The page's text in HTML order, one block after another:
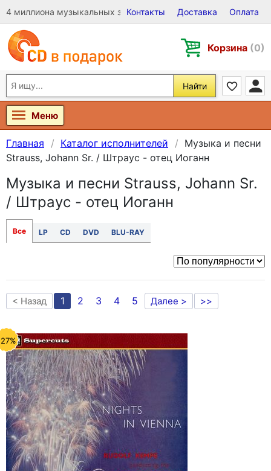
4 миллиона музыкальных записей на Виниле, CD и DVD
Контакты Доставка Оплата
Корзина (0)
Найти
Меню
Главная Каталог исполнителей
Музыка и песни
Strauss, Johann Sr. / Штраус - отец Иоганн
Музыка и песни Strauss, Johann Sr.
/ Штраус - отец Иоганн
Все LP CD DVD BLU-RAY
< Назад 1 2 3 4 5 Далее > >>